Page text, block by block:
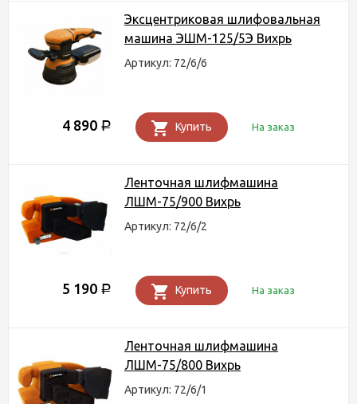
Эксцентриковая шлифовальная
машина ЭШМ-125/5Э Вихрь
Артикул: 72/6/6
4 890 Р Купить На заказ
Ленточная шлифмашина
ЛШМ-75/900 Вихрь
Артикул: 72/6/2
5 190 Р Купить На заказ
Ленточная шлифмашина
ЛШМ-75/800 Вихрь
Артикул: 72/6/1